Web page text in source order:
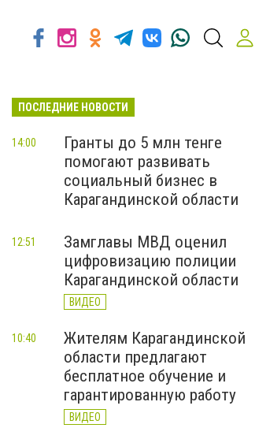
ПОСЛЕДНИЕ НОВОСТИ
Гранты до 5 млн тенге
помогают развивать
социальный бизнес в
Карагандинской области
14:00
Замглавы МВД оценил
цифровизацию полиции
Карагандинской области
ВИДЕО
12:51
Жителям Карагандинской
области предлагают
бесплатное обучение и
гарантированную работу
ВИДЕО
10:40